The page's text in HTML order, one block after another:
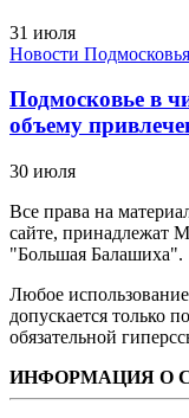
31 июля
Новости Подмосковья
Подмосковье в
объему
30 июля
Все права на
сайте, принадлежат
"Большая Балашиха".
Любое
допускается только
обязательной
ИНФОРМАЦИЯ О